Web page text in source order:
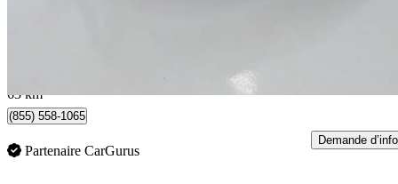
63 km
(855) 558-1065
Partenaire CarGurus
Demande d’info